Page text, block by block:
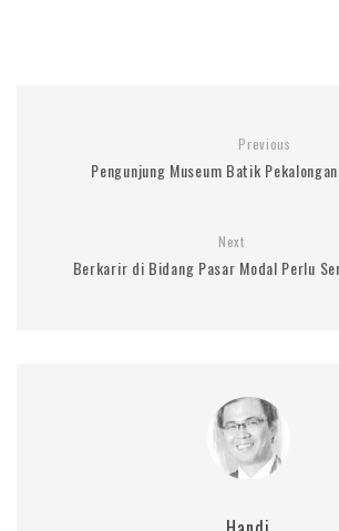
Previous
Pengunjung Museum Batik
Next
Berkarir di Bidang Pasar Modal Perlu